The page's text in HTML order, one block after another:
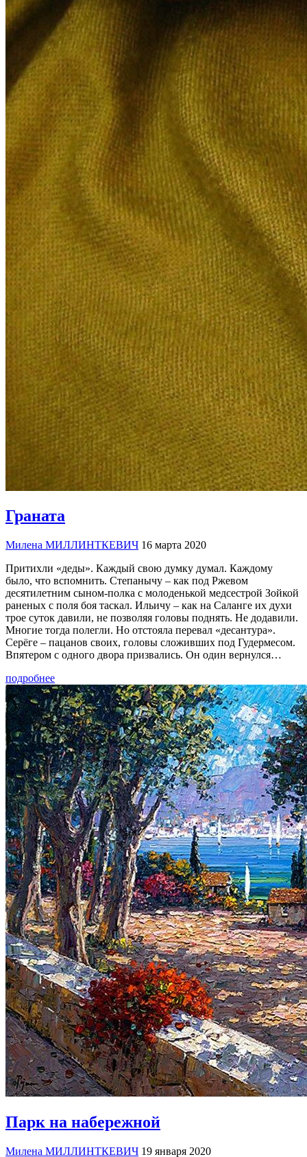
Граната
Милена МИЛЛИНТКЕВИЧ 16 марта 2020
Притихли «деды». Каждый свою думку думал. Каждому
было, что вспомнить. Степанычу – как под Ржевом
десятилетним сыном-полка с молоденькой медсестрой Зойкой
раненых с поля боя таскал. Ильичу – как на Саланге их духи
трое суток давили, не позволяя головы поднять. Не додавили.
Многие тогда полегли. Но отстояла перевал «десантура».
Серёге – пацанов своих, головы сложивших под Гудермесом.
Впятером с одного двора призвались. Он один вернулся…
подробнее
Парк на набережной
Милена МИЛЛИНТКЕВИЧ 19 января 2020